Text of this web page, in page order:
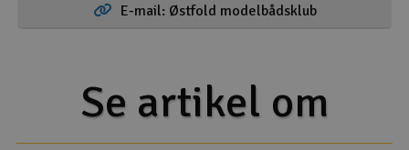
E-mail: Østfold modelbådsklub
Se artikel om